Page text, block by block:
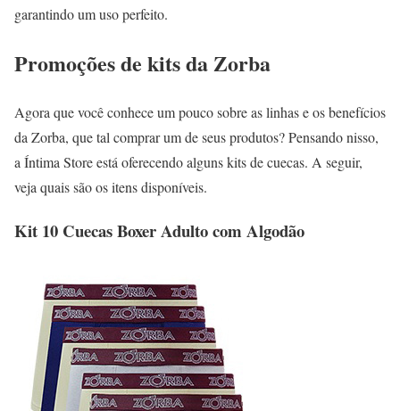
garantindo um uso perfeito.
Promoções de kits da Zorba
Agora que você conhece um pouco sobre as linhas e os benefícios
da Zorba, que tal comprar um de seus produtos? Pensando nisso,
a Íntima Store está oferecendo alguns kits de cuecas. A seguir,
veja quais são os itens disponíveis.
Kit 10 Cuecas Boxer Adulto com Algodão